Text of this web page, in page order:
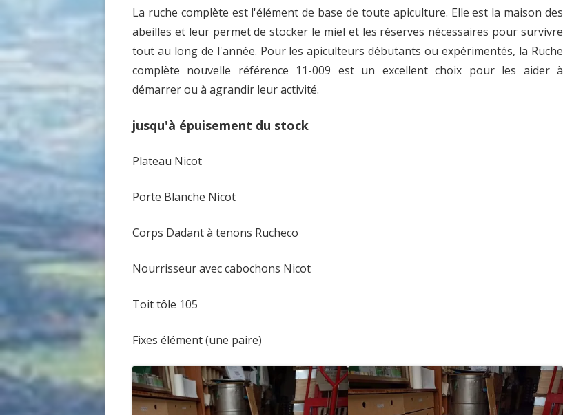
ACHAT VENTE ABEILLES
La ruche complète est l'élément de base de toute apiculture. Elle est la maison des
abeilles et leur permet de stocker le miel et les réserves nécessaires pour survivre
tout au long de l'année. Pour les apiculteurs débutants ou expérimentés, la Ruche
complète nouvelle référence 11-009 est un excellent choix pour les aider à
démarrer ou à agrandir leur activité.
jusqu'à épuisement du stock
Plateau Nicot
Porte Blanche Nicot
Corps Dadant à tenons Rucheco
Nourrisseur avec cabochons Nicot
Toit tôle 105
Fixes élément (une paire)